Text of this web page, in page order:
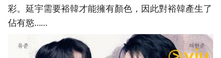
彩。延宇需要裕韓才能擁有顏色，因此對裕韓產生了
佔有慾……